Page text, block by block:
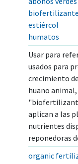
estiércol
humatos
Usar para
usados para
crecimiento
huano
aplican a las
nutrientes
reponedoras
organic